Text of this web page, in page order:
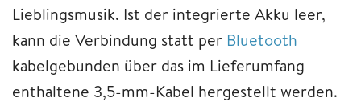
Lieblingsmusik. Ist der integrierte Akku leer,
kann die Verbindung statt per Bluetooth
kabelgebunden über das im Lieferumfang
enthaltene 3,5-mm-Kabel hergestellt werden.